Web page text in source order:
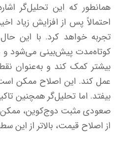
همانطور که این تحلیل‌گر
احتمالاً پس از افزایش زیاد
تجربه خواهد کرد. با این
کوتاه‌مدت پیش‌بینی می‌شود و
بیشتر کمک کند و به‌عنوان
بیفتد. اما تحلیل‌گر همچنین
صعودی مثبت دوج‌کوین، ممکن
از اصلاح قیمت، بالاتر از این